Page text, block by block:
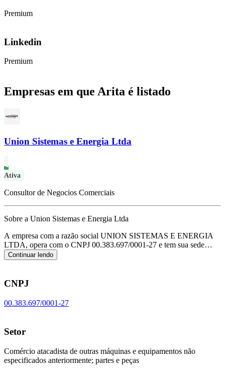
Premium
Linkedin
Premium
Empresas em que Arita é listado
Union Sistemas e Energia Ltda
Ativa
Consultor de Negocios Comerciais
Sobre a Union Sistemas e Energia Ltda
A empresa com a razão social UNION SISTEMAS E ENERGIA
LTDA, opera com o CNPJ 00.383.697/0001-27 e tem sua sede
localizada em Sao Paulo/SP.
comércio atacadista de outras máquinas e equipamentos não
CNAE G-4669-9/99.
Continuar lendo
CNPJ
00.383.697/0001-27
Setor
Comércio atacadista de outras máquinas e equipamentos não
especificados anteriormente; partes e peças